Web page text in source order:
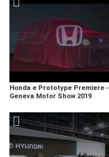
Honda e Prototype Premiere -
Geneva Motor Show 2019